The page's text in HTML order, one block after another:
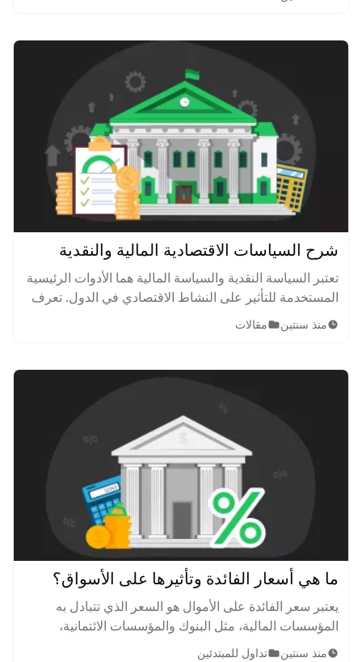
شرح السياسات الاقتصادية المالية والنقدية
تعتبر السياسة النقدية والسياسة المالية هما الأدوات الرئيسية
المستخدمة للتأثير على النشاط الاقتصادي في الدول. تعرف
عليهما، الفرق بينهما وكيف يؤثران على الاقتصاد.
منذ سنتين مقالات
ما هي أسعار الفائدة وتأثيرها على الأسواق؟
يعتبر سعر الفائدة على الأموال هو السعر الذي تتبادل به
المؤسسات المالية، مثل البنوك والمؤسسات الائتمانية،
الودائع المؤقتة بين بعضها البعض لمدة ليلة واحدة. تعرف على
منذ سنتين تداول للمبتدئين